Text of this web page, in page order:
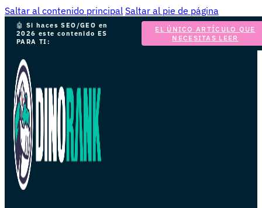
Saltar al contenido principal Saltar al pie de página
🤖 Si haces SEO/GEO en
2026 este contenido ES
PARA TI:
EL ÚNICO ARTÍCULO QUE
NECESITAS LEER